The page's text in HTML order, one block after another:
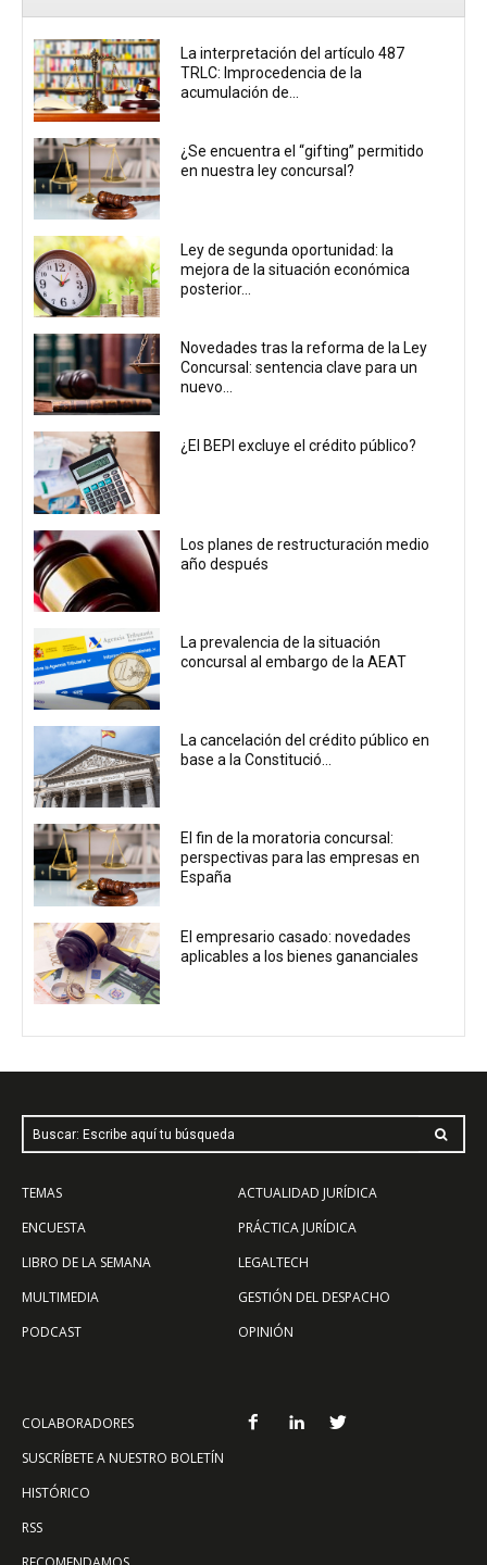
La interpretación del artículo 487
TRLC: Improcedencia de la
acumulación de...
¿Se encuentra el “gifting” permitido
en nuestra ley concursal?
Ley de segunda oportunidad: la
mejora de la situación económica
posterior...
Novedades tras la reforma de la Ley
Concursal: sentencia clave para un
nuevo...
¿El BEPI excluye el crédito público?
Los planes de restructuración medio
año después
La prevalencia de la situación
concursal al embargo de la AEAT
La cancelación del crédito público en
base a la Constitució...
El fin de la moratoria concursal:
perspectivas para las empresas en
España
El empresario casado: novedades
aplicables a los bienes gananciales
Buscar: Escribe aquí tu búsqueda
TEMAS
ENCUESTA
LIBRO DE LA SEMANA
MULTIMEDIA
PODCAST
ACTUALIDAD JURÍDICA
PRÁCTICA JURÍDICA
LEGALTECH
GESTIÓN DEL DESPACHO
OPINIÓN
COLABORADORES
SUSCRÍBETE A NUESTRO BOLETÍN
HISTÓRICO
RSS